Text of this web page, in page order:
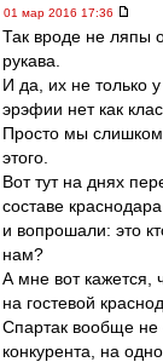
01 мар 2016 17:36
Так вроде не ляпы
рукава.
И да, их не только
эрэфии нет как
Просто мы
этого.
Вот тут на днях
составе
и вопрошали: это
нам?
А мне вот кажется,
на гостевой
Спартак вообще не
конкурента, на